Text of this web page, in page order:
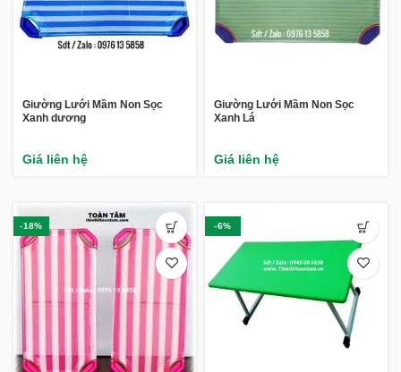
Giường Lưới Mầm Non Sọc
Xanh dương
Giá liên hệ
Giường Lưới Mầm Non Sọc
Xanh Lá
Giá liên hệ
-18% -6%